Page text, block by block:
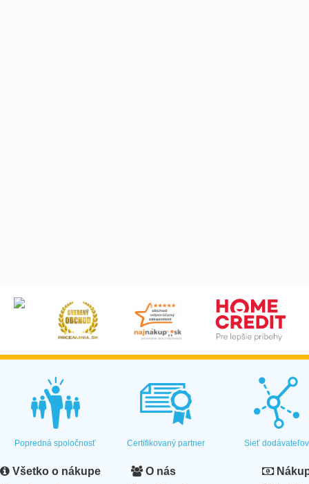
Popredná spoločnosť Certifikovaný partner Sieť dodávateľov
Všetko o nákupe O nás